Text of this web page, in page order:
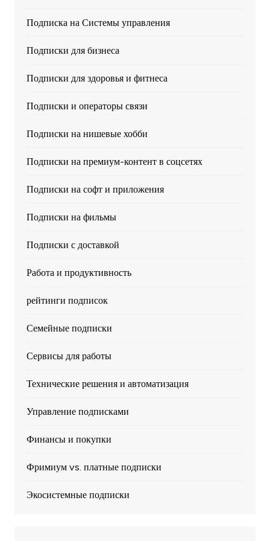
Подписка на Системы управления
Подписки для бизнеса
Подписки для здоровья и фитнеса
Подписки и операторы связи
Подписки на нишевые хобби
Подписки на премиум-контент в соцсетях
Подписки на софт и приложения
Подписки на фильмы
Подписки с доставкой
Работа и продуктивность
рейтинги подписок
Семейные подписки
Сервисы для работы
Технические решения и автоматизация
Управление подписками
Финансы и покупки
Фримиум vs. платные подписки
Экосистемные подписки